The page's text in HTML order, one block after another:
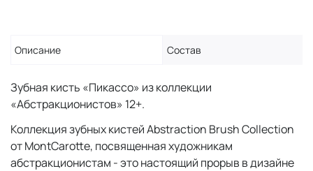
Описание Состав
Зубная кисть «Пикассо» из коллекции
«Абстракционистов» 12+.
Коллекция зубных кистей Abstraction Brush Collection
от MontCarotte, посвященная художникам
абстракционистам - это настоящий прорыв в дизайне